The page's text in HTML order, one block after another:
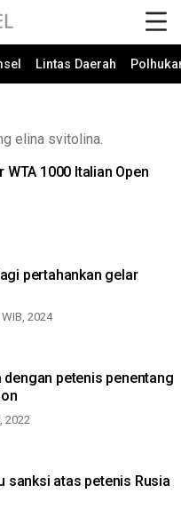
Lintas Daerah
elina svitolina.
1000 Italian Open
pertahankan gelar
2024
petenis penentang
2022
sanksi atas petenis Rusia